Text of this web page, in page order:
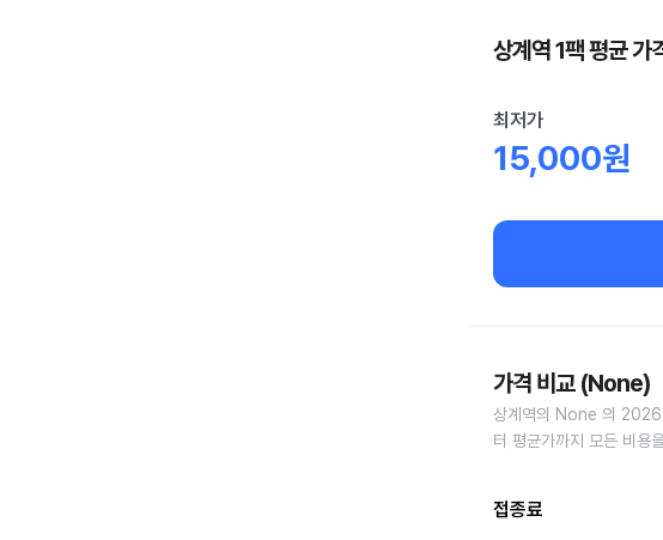
상계역 1팩 평균
최저가
15,000원
가격 비교 (None)
상계역의 None 의 2026
터 평균가까지 모든 비용
접종료